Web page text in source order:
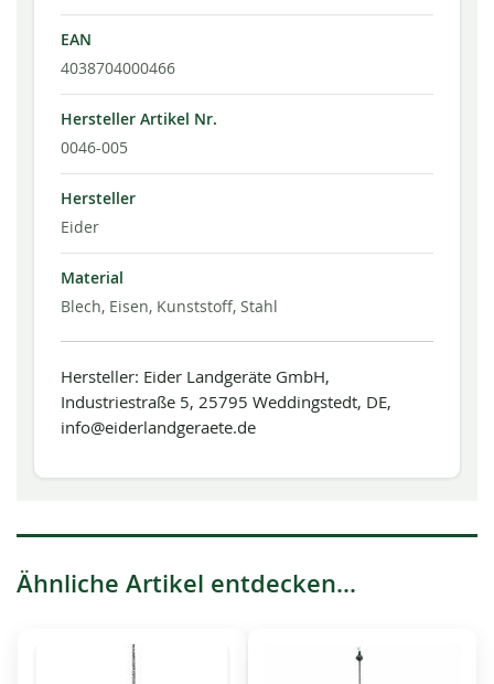
EAN
4038704000466
Hersteller Artikel Nr.
0046-005
Hersteller
Eider
Material
Blech, Eisen, Kunststoff, Stahl
Hersteller: Eider Landgeräte GmbH,
Industriestraße 5, 25795 Weddingstedt, DE,
info@eiderlandgeraete.de
Ähnliche Artikel entdecken...